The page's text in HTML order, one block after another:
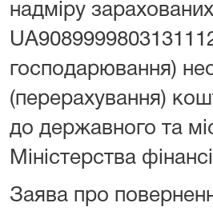
надміру
господарювання)
(перерахування)
до державного та
Міністерства
Заява про